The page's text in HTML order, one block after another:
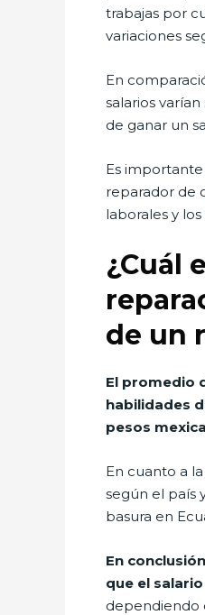
trabajas por
variaciones
En
salarios
de ganar un
Es
reparador de
laborales y
¿Cuál
de un
El promedio
habilidades
pesos
En cuanto a
según el país
basura en
En
que el
dependiendo